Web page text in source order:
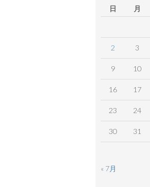
日
月
2 3
9 10
16 17
23 24
30 31
« 7月